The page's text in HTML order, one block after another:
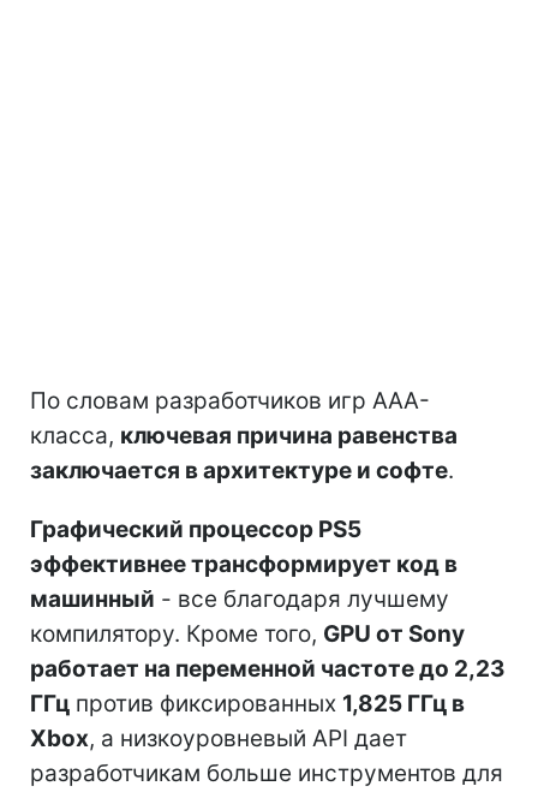
По словам разработчиков игр AAA-
класса, ключевая причина равенства
заключается в архитектуре и софте.
Графический процессор PS5
эффективнее трансформирует код в
машинный - все благодаря лучшему
компилятору. Кроме того, GPU от Sony
работает на переменной частоте до 2,23
ГГц против фиксированных 1,825 ГГц в
Xbox, а низкоуровневый API дает
разработчикам больше инструментов для